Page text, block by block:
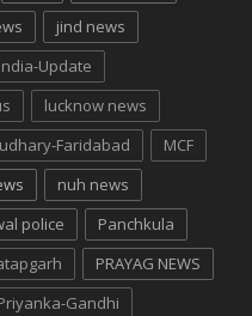
jind news
Update
lucknow news
Faridabad
MCF
nuh news
police
Panchkula
PRAYAG NEWS
Gandhi